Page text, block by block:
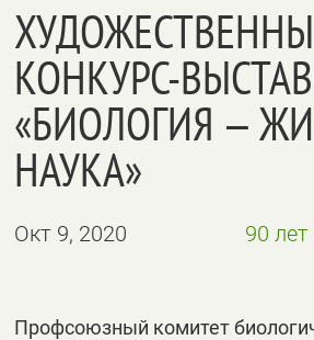
КОНКУРС-
«БИОЛОГИЯ —
НАУКА»
Окт 9, 2020 90 лет
Профсоюзный комитет